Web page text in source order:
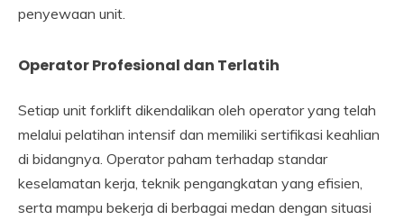
penyewaan unit.
Operator Profesional dan Terlatih
Setiap unit forklift dikendalikan oleh operator yang telah
melalui pelatihan intensif dan memiliki sertifikasi keahlian
di bidangnya. Operator paham terhadap standar
keselamatan kerja, teknik pengangkatan yang efisien,
serta mampu bekerja di berbagai medan dengan situasi